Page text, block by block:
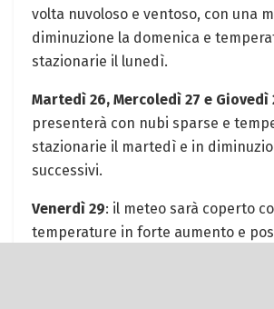
volta nuvoloso e ventoso, con una
diminuzione la domenica e
stazionarie il lunedì.
Martedì 26, Mercoledì 27 e Giovedì
presenterà con nubi sparse e
stazionarie il martedì e in
successivi.
Venerdì 29: il meteo sarà coperto
temperature in forte aumento e